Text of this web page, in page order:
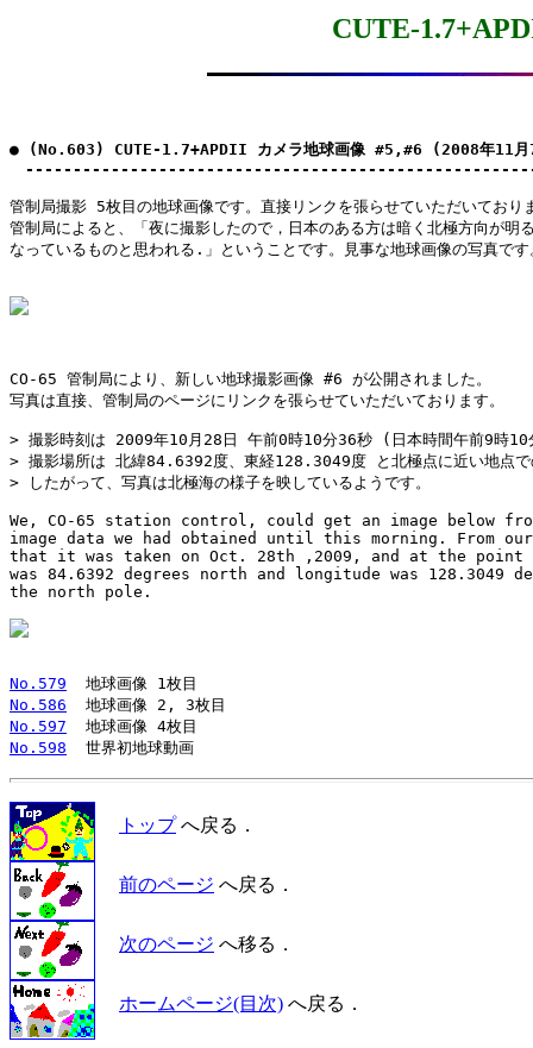
CUTE-
● (No.603) CUTE-1.7+APDII カメラ地球画像 #5,#6 (2008年11月
管制局撮影 5枚目の地球画像です。直接リンクを張らせていただいており
管制局によると、「夜に撮影したので，日本のある方は暗く北極方向が明
なっているものと思われる.」ということです。見事な地球画像の写真です
CO-65 管制局により、新しい地球撮影画像 #6 が公開されました。
写真は直接、管制局のページにリンクを張らせていただいております。
> 撮影時刻は 2009年10月28日 午前0時10分36秒 (日本時間午前9時
> 撮影場所は 北緯84.6392度、東経128.3049度 と北極点に近い地点で
> したがって、写真は北極海の様子を映しているようです。
We, CO-65 station control, could get an image below
image data we had obtained until this morning. From our
that it was taken on Oct. 28th ,2009, and at the point
was 84.6392 degrees north and longitude was 128.3049
the north pole.
No.579
No.586
No.597
No.598
トップへ戻る．
前のページ へ戻る．
次のページ へ移る．
ホームページ(目次) へ戻る．